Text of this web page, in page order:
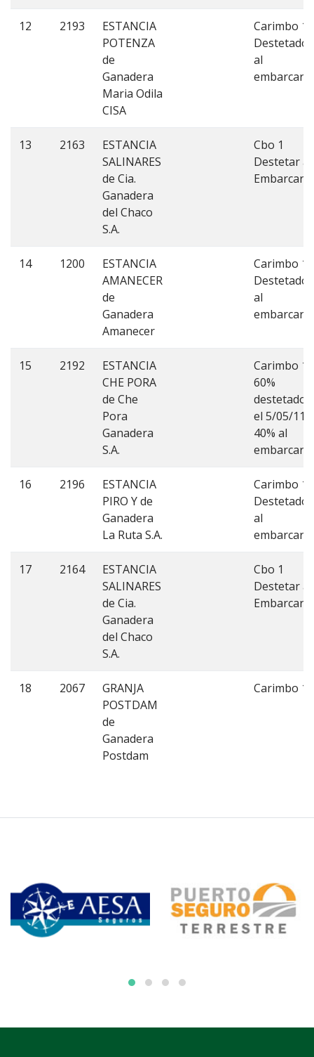
12 2193
ESTANCIA
POTENZA
de
Ganadera
Maria Odila
CISA
Carimbo 1.
Destetados
al
embarcar.
13 2163
ESTANCIA
SALINARES
de Cia.
Ganadera
del Chaco
S.A.
Cbo 1
Destetar al
Embarcar.-
14 1200
ESTANCIA
AMANECER
de
Ganadera
Amanecer
Carimbo 1.
Destetados
al
embarcar.
15 2192
ESTANCIA
CHE PORA
de Che
Pora
Ganadera
S.A.
Carimbo 1.
60%
destetados
el 5/05/11,
40% al
embarcar.
16 2196
ESTANCIA
PIRO Y de
Ganadera
La Ruta S.A.
Carimbo 1.
Destetados
al
embarcar.
17 2164
ESTANCIA
SALINARES
de Cia.
Ganadera
del Chaco
S.A.
Cbo 1
Destetar al
Embarcar.-
18 2067
GRANJA
POSTDAM
de
Ganadera
Postdam
Carimbo 1